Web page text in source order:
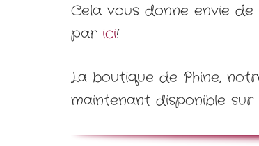
Cela vous donne envie
par ici!
La boutique de Phine,
maintenant disponible sur